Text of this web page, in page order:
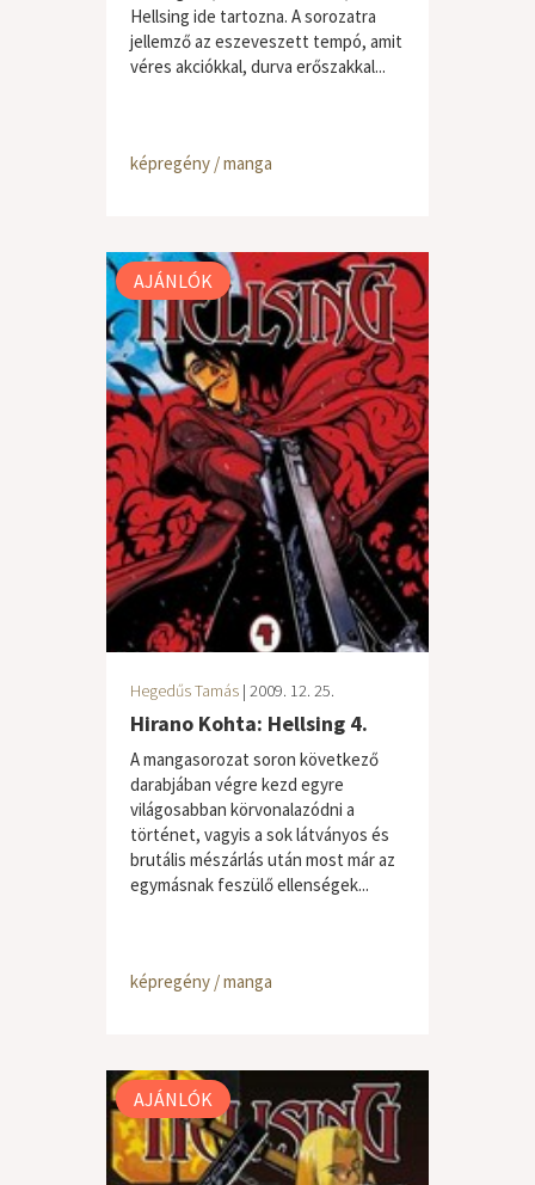
Hellsing ide tartozna. A sorozatra
jellemző az eszeveszett tempó, amit
véres akciókkal, durva erőszakkal...
képregény / manga
AJÁNLÓK
Hegedűs Tamás | 2009. 12. 25.
Hirano Kohta: Hellsing 4.
A mangasorozat soron következő
darabjában végre kezd egyre
világosabban körvonalazódni a
történet, vagyis a sok látványos és
brutális mészárlás után most már az
egymásnak feszülő ellenségek...
képregény / manga
AJÁNLÓK